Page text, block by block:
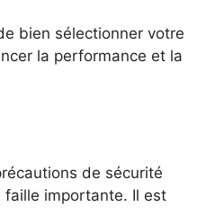
bien sélectionner votre
la performance et la
de sécurité
faille importante. Il est